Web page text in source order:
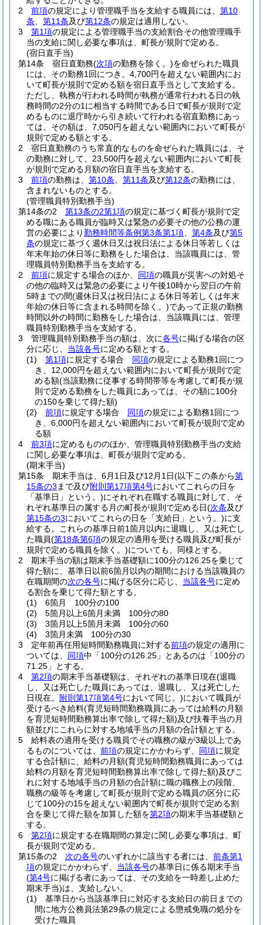
2
前項の規定により管理職手当を支給する職員には、 第10
条
第11条及び第12条の規定は適用しない。
3
第1項の規定による管理職手当の支給割合その他管理職手
当の支給に関し必要な事項は、町長が規則で定める。
(宿日直手当)
第14条
宿日直勤務(次項の勤務を除く。)を命ぜられた職員
には、その勤務1回につき、4,700円を超えない範囲内にお
いて町長が規則で定める額を宿日直手当として支給する。
ただし、執務が行われる時間が執務が通常行われる日の執
務時間の2分の1に相当する時間である日で町長が規則で定
めるものに退庁時から引き続いて行われる宿直勤務にあっ
ては、その額は、7,050円を超えない範囲内において町長が
規則で定める額とする。
2
宿日直勤務のうち常直的なものを命ぜられた職員には、そ
の勤務に対して、23,500円を超えない範囲内において町長
が規則で定める月額の宿日直手当を支給する。
3
前項の勤務は、 第10条 第11条及び第12条の勤務には、
含まれないものとする。
(管理職員特別勤務手当)
第14条の2
第13条の2第1項の規定に基づく町長が規則で定
める職にある職員が臨時又は緊急の必要その他の公務の運
営の必要により勤務時間等条例第3条第1項 第4条及び第5
条の規定に基づく週休日又は祝日法による休日等若しくは
年末年始の休日等に勤務をした場合は、当該職員には、管
理職員特別勤務手当を支給する。
2
前項に規定する場合のほか、 同項の職員が災害への対処そ
の他の臨時又は緊急の必要により午後10時から翌日の午前
5時までの間(週休日又は祝日法による休日等若しくは年末
年始の休日等に含まれる時間を除く。)であって正規の勤務
時間以外の時間に勤務をした場合は、当該職員には、管理
職員特別勤務手当を支給する。
3
管理職員特別勤務手当の額は、次に各号に掲げる場合の区
分に応じ、 当該各号に定める額とする。
(1)
第1項に規定する場合 同項の規定による勤務1回につ
き、12,000円を超えない範囲内において町長が規則で定
める額(当該勤務に従事する時間帯等を考慮して町長が規
則で定める勤務をした職員にあっては、その額に100分
の150を乗じて得た額)
(2)
前項に規定する場合 同項の規定による勤務1回につ
き、6,000円を超えない範囲内において町長が規則で定め
る額
4
前3項に定めるもののほか、管理職員特別勤務手当の支給
に関し必要な事項は、町長が規則で定める。
(期末手当)
第15条
期末手当は、6月1日及び12月1日(以下この条から第
15条の3 まで及び附則第17項第4号においてこれらの日を
「基準日」という。)にそれぞれ在職する職員に対して、そ
れぞれ基準日の属する月の町長が規則で定める日(次条及び
第15条の3においてこれらの日を「支給日」という。)に支
給する。
これらの基準日前1箇月以内に退職し、又は死亡し
た職員(第18条第6項の規定の適用を受ける職員及び町長が
規則で定める職員を除く。)についても、同様とする。
2
期末手当の額は期末手当基礎額に100分の126.25を乗じて
得た額に、基準日以前6箇月以内の期間における当該職員の
在職期間の次の各号に掲げる区分に応じ、 当該各号に定め
る割合を乗じて得た額とする。
(1)
6箇月 100分の100
(2)
5箇月以上6箇月未満 100分の80
(3)
3箇月以上5箇月未満 100分の60
(4)
3箇月未満 100分の30
3
定年前再任用短時間勤務職員に対する前項の規定の適用に
ついては、 同項中「100分の126.25」とあるのは「100分の
71.25」とする。
4
第2項の期末手当基礎額は、それぞれの基準日現在(退職
し、又は死亡した職員にあっては、退職し、又は死亡した
日現在。
附則第17項第4号において同じ。)において職員が
受けるべき給料(育児短時間勤務職員にあっては給料の月額
を育児短時間勤務算出率で除して得た額)及び扶養手当の月
額並びにこれらに対する地域手当の月額の合計額とする。
5
給料表の適用を受ける職員でその職務の級が3級以上であ
るものについては、 前項の規定にかかわらず、 同項に規定
する合計額に、給料の月額(育児短時間勤務職員にあっては
給料の月額を育児短時間勤務算出率で除して得た額)及びこ
れに対する地域手当の月額の合計額に職の職務上の段階、
職務の級等を考慮して町長が規則で定める職員の区分に応
じて100分の15を超えない範囲内で町長が規則で定める割
合を乗じて得た額を加算した額を第2項の期末手当基礎額と
する。
6
第2項に規定する在職期間の算定に関し必要な事項は、町
長が規則で定める。
第15条の2
次の各号のいずれかに該当する者には、 前条第1
項の規定にかかわらず、 当該各号の基準日に係る期末手当
(第4号に掲げる者にあっては、その支給を一時差し止めた
期末手当)は、支給しない。
(1)
基準日から当該基準日に対応する支給日の前日までの
間に地方公務員法第29条の規定による懲戒免職の処分を
受けた職員